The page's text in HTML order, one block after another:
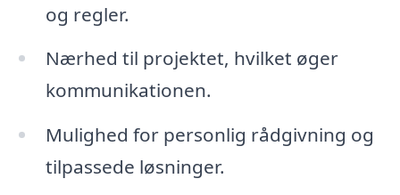
og regler.
Nærhed til projektet, hvilket øger
kommunikationen.
Mulighed for personlig rådgivning og
tilpassede løsninger.